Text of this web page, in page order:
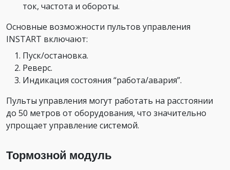
ток, частота и обороты.
Основные возможности пультов управления
INSTART включают:
Пуск/остановка.
Реверс.
Индикация состояния “работа/авария”.
Пульты управления могут работать на расстоянии
до 50 метров от оборудования, что значительно
упрощает управление системой.
Тормозной модуль